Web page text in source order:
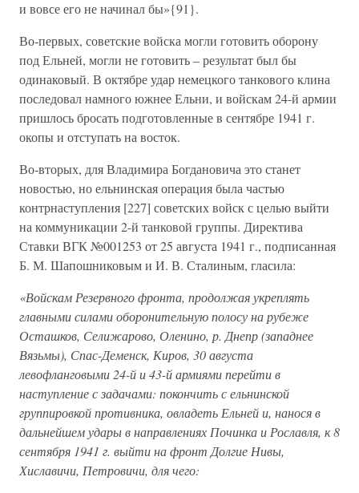
и вовсе его не начинал бы»{91}.
Во-первых, советские войска могли готовить оборону
под Ельней, могли не готовить – результат был бы
одинаковый. В октябре удар немецкого танкового клина
последовал намного южнее Ельни, и войскам 24-й армии
пришлось бросать подготовленные в сентябре 1941 г.
окопы и отступать на восток.
Во-вторых, для Владимира Богдановича это станет
новостью, но ельнинская операция была частью
контрнаступления [227] советских войск с целью выйти
на коммуникации 2-й танковой группы. Директива
Ставки ВГК №001253 от 25 августа 1941 г., подписанная
Б. М. Шапошниковым и И. В. Сталиным, гласила:
«Войскам Резервного фронта, продолжая укреплять
главными силами оборонительную полосу на рубеже
Осташков, Селижарово, Оленино, р. Днепр (западнее
Вязьмы), Спас-Деменск, Киров, 30 августа
левофланговыми 24-й и 43-й армиями перейти в
наступление с задачами: покончить с ельнинской
группировкой противника, овладеть Ельней и, нанося в
дальнейшем удары в направлениях Починка и Рославля, к 8
сентября 1941 г. выйти на фронт Долгие Нивы,
Хиславичи, Петровичи, для чего: